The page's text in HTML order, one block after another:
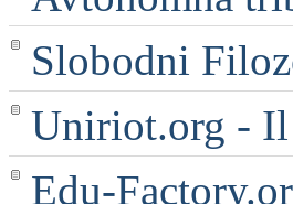
Slobodni
Uniriot.org -
Edu-